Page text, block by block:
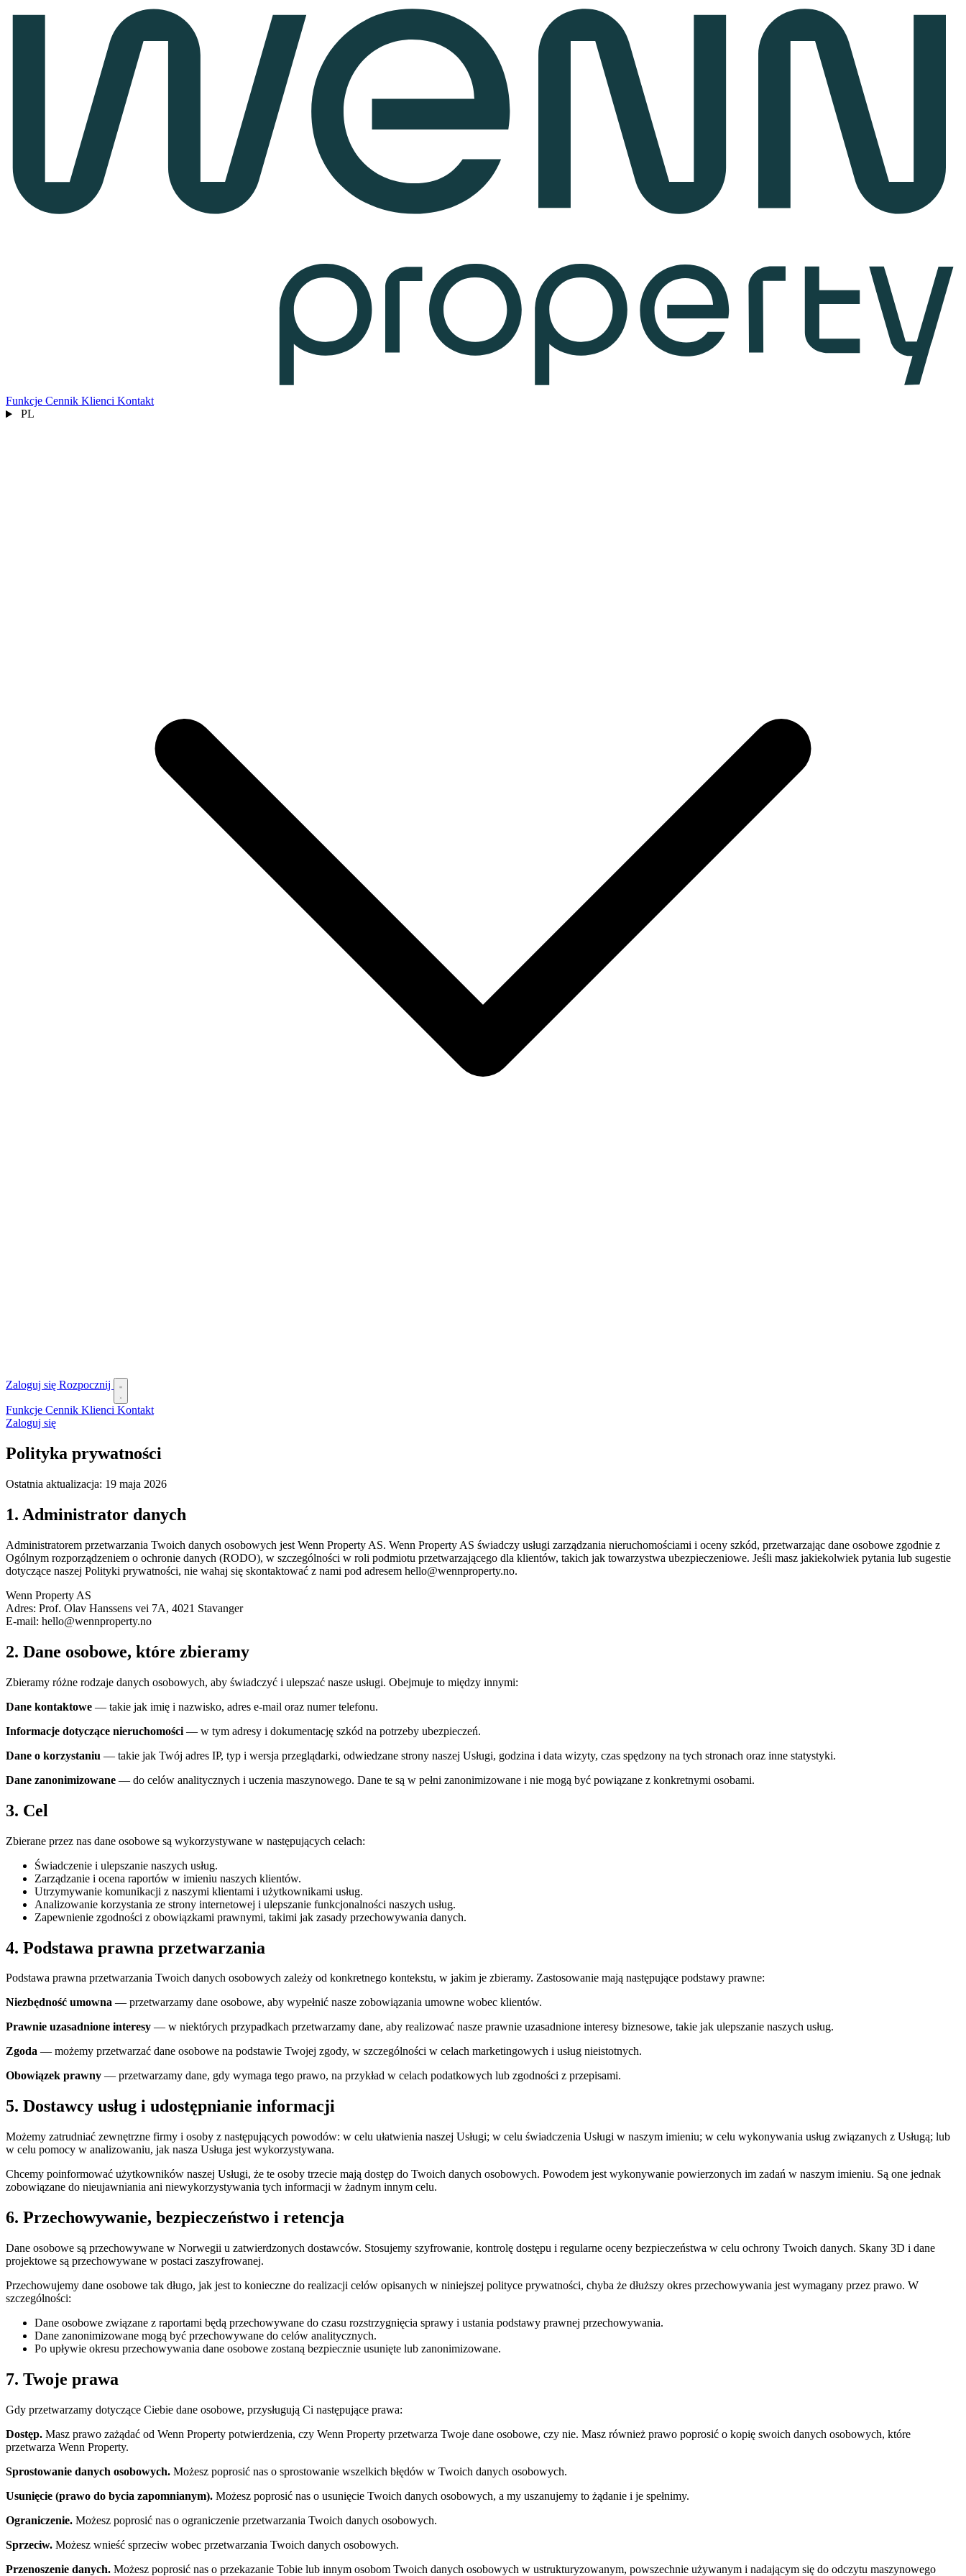
Funkcje Cennik Klienci Kontakt
PL
Zaloguj się Rozpocznij
Funkcje Cennik Klienci Kontakt
Zaloguj się
Polityka prywatności
Ostatnia aktualizacja: 19 maja 2026
1. Administrator danych
Administratorem przetwarzania Twoich danych osobowych jest Wenn Property AS. Wenn Property AS świadczy usługi zarządzania nieruchomościami i oceny szkód, przetwarzając dane osobowe zgodnie z
Ogólnym rozporządzeniem o ochronie danych (RODO), w szczególności w roli podmiotu przetwarzającego dla klientów, takich jak towarzystwa ubezpieczeniowe. Jeśli masz jakiekolwiek pytania lub sugestie
dotyczące naszej Polityki prywatności, nie wahaj się skontaktować z nami pod adresem hello@wennproperty.no.
Wenn Property AS
Adres: Prof. Olav Hanssens vei 7A, 4021 Stavanger
E-mail: hello@wennproperty.no
2. Dane osobowe, które zbieramy
Zbieramy różne rodzaje danych osobowych, aby świadczyć i ulepszać nasze usługi. Obejmuje to między innymi:
Dane kontaktowe — takie jak imię i nazwisko, adres e-mail oraz numer telefonu.
Informacje dotyczące nieruchomości — w tym adresy i dokumentację szkód na potrzeby ubezpieczeń.
Dane o korzystaniu — takie jak Twój adres IP, typ i wersja przeglądarki, odwiedzane strony naszej Usługi, godzina i data wizyty, czas spędzony na tych stronach oraz inne statystyki.
Dane zanonimizowane — do celów analitycznych i uczenia maszynowego. Dane te są w pełni zanonimizowane i nie mogą być powiązane z konkretnymi osobami.
3. Cel
Zbierane przez nas dane osobowe są wykorzystywane w następujących celach:
Świadczenie i ulepszanie naszych usług.
Zarządzanie i ocena raportów w imieniu naszych klientów.
Utrzymywanie komunikacji z naszymi klientami i użytkownikami usług.
Analizowanie korzystania ze strony internetowej i ulepszanie funkcjonalności naszych usług.
Zapewnienie zgodności z obowiązkami prawnymi, takimi jak zasady przechowywania danych.
4. Podstawa prawna przetwarzania
Podstawa prawna przetwarzania Twoich danych osobowych zależy od konkretnego kontekstu, w jakim je zbieramy. Zastosowanie mają następujące podstawy prawne:
Niezbędność umowna — przetwarzamy dane osobowe, aby wypełnić nasze zobowiązania umowne wobec klientów.
Prawnie uzasadnione interesy — w niektórych przypadkach przetwarzamy dane, aby realizować nasze prawnie uzasadnione interesy biznesowe, takie jak ulepszanie naszych usług.
Zgoda — możemy przetwarzać dane osobowe na podstawie Twojej zgody, w szczególności w celach marketingowych i usług nieistotnych.
Obowiązek prawny — przetwarzamy dane, gdy wymaga tego prawo, na przykład w celach podatkowych lub zgodności z przepisami.
5. Dostawcy usług i udostępnianie informacji
Możemy zatrudniać zewnętrzne firmy i osoby z następujących powodów: w celu ułatwienia naszej Usługi; w celu świadczenia Usługi w naszym imieniu; w celu wykonywania usług związanych z Usługą; lub
w celu pomocy w analizowaniu, jak nasza Usługa jest wykorzystywana.
Chcemy poinformować użytkowników naszej Usługi, że te osoby trzecie mają dostęp do Twoich danych osobowych. Powodem jest wykonywanie powierzonych im zadań w naszym imieniu. Są one jednak
zobowiązane do nieujawniania ani niewykorzystywania tych informacji w żadnym innym celu.
6. Przechowywanie, bezpieczeństwo i retencja
Dane osobowe są przechowywane w Norwegii u zatwierdzonych dostawców. Stosujemy szyfrowanie, kontrolę dostępu i regularne oceny bezpieczeństwa w celu ochrony Twoich danych. Skany 3D i dane
projektowe są przechowywane w postaci zaszyfrowanej.
Przechowujemy dane osobowe tak długo, jak jest to konieczne do realizacji celów opisanych w niniejszej polityce prywatności, chyba że dłuższy okres przechowywania jest wymagany przez prawo. W
szczególności:
Dane osobowe związane z raportami będą przechowywane do czasu rozstrzygnięcia sprawy i ustania podstawy prawnej przechowywania.
Dane zanonimizowane mogą być przechowywane do celów analitycznych.
Po upływie okresu przechowywania dane osobowe zostaną bezpiecznie usunięte lub zanonimizowane.
7. Twoje prawa
Gdy przetwarzamy dotyczące Ciebie dane osobowe, przysługują Ci następujące prawa:
Dostęp. Masz prawo zażądać od Wenn Property potwierdzenia, czy Wenn Property przetwarza Twoje dane osobowe, czy nie. Masz również prawo poprosić o kopię swoich danych osobowych, które
przetwarza Wenn Property.
Sprostowanie danych osobowych. Możesz poprosić nas o sprostowanie wszelkich błędów w Twoich danych osobowych.
Usunięcie (prawo do bycia zapomnianym). Możesz poprosić nas o usunięcie Twoich danych osobowych, a my uszanujemy to żądanie i je spełnimy.
Ograniczenie. Możesz poprosić nas o ograniczenie przetwarzania Twoich danych osobowych.
Sprzeciw. Możesz wnieść sprzeciw wobec przetwarzania Twoich danych osobowych.
Przenoszenie danych. Możesz poprosić nas o przekazanie Tobie lub innym osobom Twoich danych osobowych w ustrukturyzowanym, powszechnie używanym i nadającym się do odczytu maszynowego